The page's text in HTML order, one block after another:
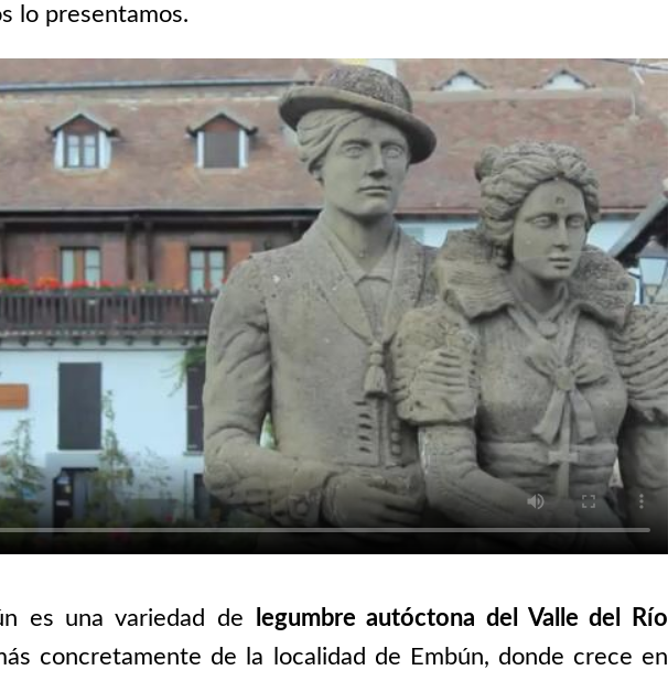
lo presentamos.
es una variedad de
legumbre autóctona del Valle del Río
concretamente de la localidad de Embún, donde crece en